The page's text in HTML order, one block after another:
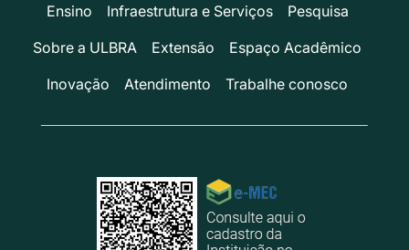
Ensino Infraestrutura e Serviços
Pesquisa
Sobre a ULBRA
Extensão
Espaço Acadêmico
Inovação
Atendimento Trabalhe conosco